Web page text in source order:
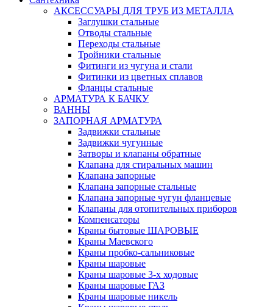
АКСЕССУАРЫ ДЛЯ ТРУБ ИЗ МЕТАЛЛА
Заглушки стальные
Отводы стальные
Переходы стальные
Тройники стальные
Фитинги из чугуна и стали
Фитинки из цветных сплавов
Фланцы стальные
АРМАТУРА К БАЧКУ
ВАННЫ
ЗАПОРНАЯ АРМАТУРА
Задвижки стальные
Задвижки чугунные
Затворы и клапаны обратные
Клапана для стиральных машин
Клапана запорные
Клапана запорные стальные
Клапана запорные чугун фланцевые
Клапаны для отопительных приборов
Компенсаторы
Краны бытовые ШАРОВЫЕ
Краны Маевского
Краны пробко-сальниковые
Краны шаровые
Краны шаровые 3-х ходовые
Краны шаровые ГАЗ
Краны шаровые никель